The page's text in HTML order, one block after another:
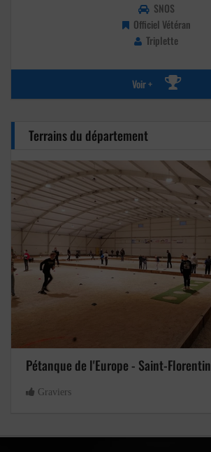
SNOS
Officiel Vétéran
Triplette
Voir +
Terrains du département
Pétanque de l'Europe - Saint-Florentin
Graviers